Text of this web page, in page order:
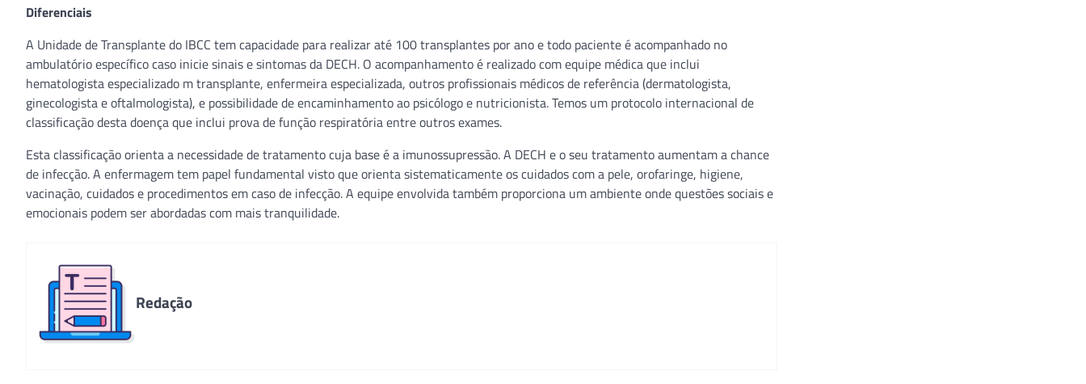
Diferenciais
A Unidade de Transplante do IBCC tem capacidade para realizar até 100 transplantes por ano e todo paciente é acompanhado no
ambulatório específico caso inicie sinais e sintomas da DECH. O acompanhamento é realizado com equipe médica que inclui
hematologista especializado m transplante, enfermeira especializada, outros profissionais médicos de referência (dermatologista,
ginecologista e oftalmologista), e possibilidade de encaminhamento ao psicólogo e nutricionista. Temos um protocolo internacional de
classificação desta doença que inclui prova de função respiratória entre outros exames.
Esta classificação orienta a necessidade de tratamento cuja base é a imunossupressão. A DECH e o seu tratamento aumentam a chance
de infecção. A enfermagem tem papel fundamental visto que orienta sistematicamente os cuidados com a pele, orofaringe, higiene,
vacinação, cuidados e procedimentos em caso de infecção. A equipe envolvida também proporciona um ambiente onde questões sociais e
emocionais podem ser abordadas com mais tranquilidade.
Redação